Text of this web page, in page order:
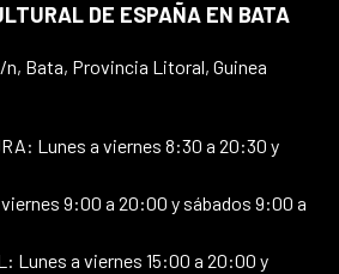
DE ESPAÑA EN BATA
Bata, Provincia Litoral, Guinea
Lunes a viernes 8:30 a 20:30 y
9:00 a 20:00 y sábados 9:00 a
Lunes a viernes 15:00 a 20:00 y